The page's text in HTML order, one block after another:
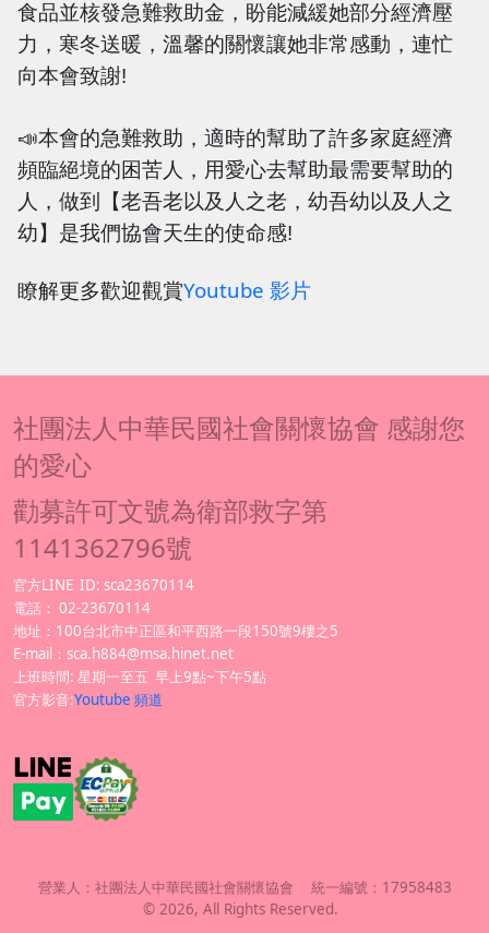
食品並核發急難救助金，盼能減緩她部分經濟壓
力，寒冬送暖，溫馨的關懷讓她非常感動，連忙
向本會致謝!
📣本會的急難救助，適時的幫助了許多家庭經濟
頻臨絕境的困苦人，用愛心去幫助最需要幫助的
人，做到【老吾老以及人之老，幼吾幼以及人之
幼】 是我們協會天生的使命感!
瞭解更多歡迎觀賞Youtube 影片
社團法人中華民國社會關懷協會 感謝您
的愛心
勸募許可文號為衛部救字第
1141362796號
官方LINE ID: sca23670114
電話： 02-23670114
地址：100台北市中正區和平西路一段150號9樓之5
E-mail：sca.h884@msa.hinet.net
上班時間: 星期一至五 早上9點~下午5點
官方影音:Youtube 頻道
營業人： 社團法人中華民國社會關懷協會 統一編號： 17958483
© 2026, All Rights Reserved.